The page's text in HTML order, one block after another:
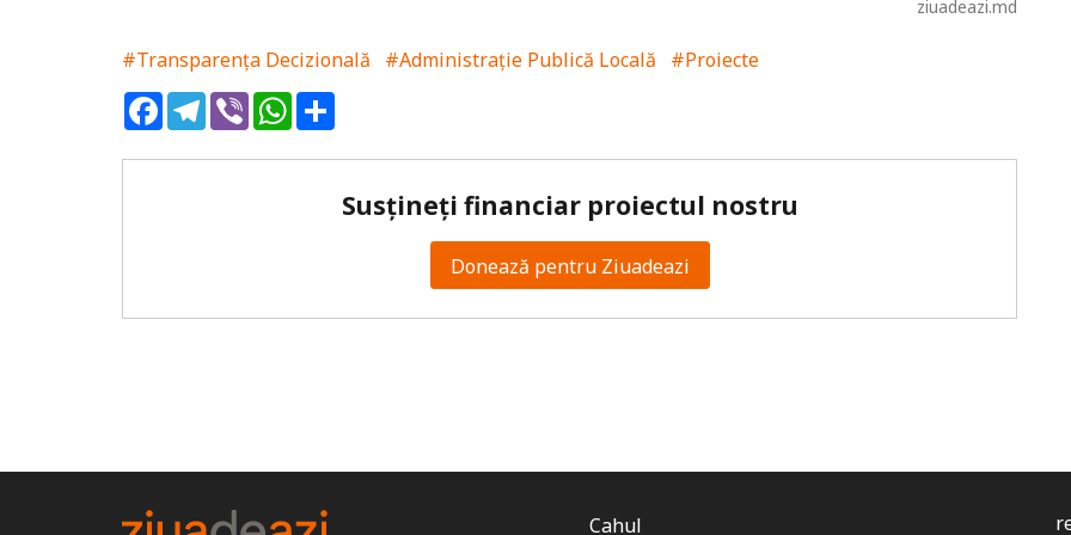
ziuadeazi.md
#Transparența Decizională #Administrație Publică Locală
#Proiecte
FacebookTelegram
ViberWhatsApp
Susțineți financiar proiectul nostru
Donează pentru Ziuadeazi
Cahul